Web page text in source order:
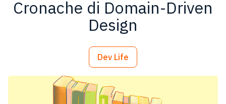
Cronache di Domain-Driven
Design
Dev Life